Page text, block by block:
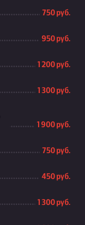
750 руб.
950 руб.
1 200 руб.
1 300 руб.
1 900 руб.
750 руб.
450 руб.
1 300 руб.